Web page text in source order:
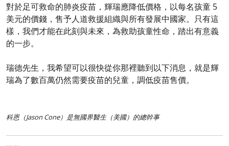
對於足可救命的肺炎疫苗，輝瑞應降低價格，以每名孩童 5
美元的價錢，售予人道救援組織與所有發展中國家。只有這
樣，我們才能在此刻與未來，為救助孩童性命，踏出有意義
的一步。
瑞德先生，我希望可以很快從你那裡聽到以下消息，就是輝
瑞為了數百萬仍然需要疫苗的兒童，調低疫苗售價。
科恩（Jason Cone）是無國界醫生（美國）的總幹事